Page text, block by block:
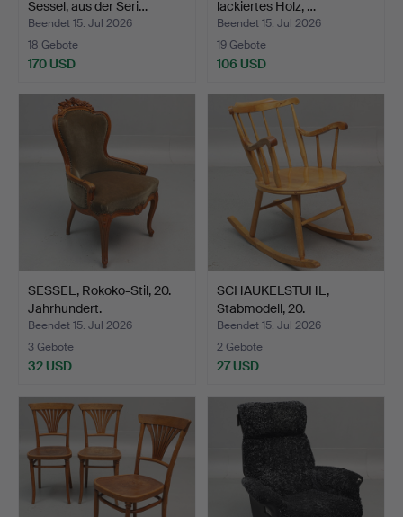
Sessel, aus der Seri…
Beendet 15. Jul 2026
18 Gebote
170 USD
lackiertes Holz, …
Beendet 15. Jul 2026
19 Gebote
106 USD
SESSEL, Rokoko-Stil, 20.
Jahrhundert.
Beendet 15. Jul 2026
3 Gebote
32 USD
SCHAUKELSTUHL,
Stabmodell, 20.
Jahrhundert.
Beendet 15. Jul 2026
2 Gebote
27 USD